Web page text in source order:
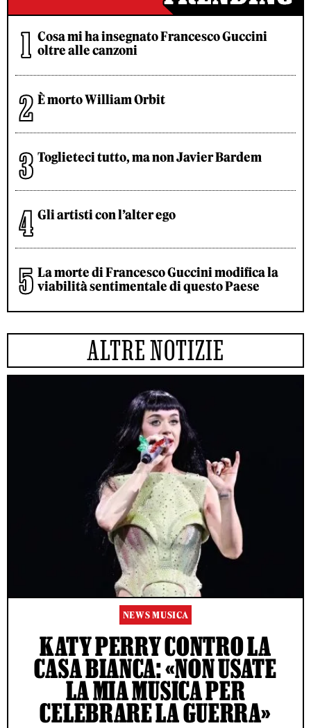
Cosa mi ha insegnato Francesco Guccini
oltre alle canzoni
È morto William Orbit
Toglieteci tutto, ma non Javier Bardem
Gli artisti con l’alter ego
La morte di Francesco Guccini modifica la
viabilità sentimentale di questo Paese
ALTRE NOTIZIE
NEWS MUSICA
KATY PERRY CONTRO LA
CASA BIANCA: «NON USATE
LA MIA MUSICA PER
CELEBRARE LA GUERRA»